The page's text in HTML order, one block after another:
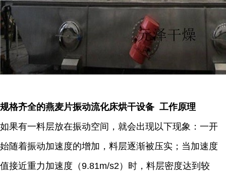
规格齐全的燕麦片振动流化床烘干设备 工作原理
如果有一料层放在振动空间，就会出现以下现象：一开
始随着振动加速度的增加，料层逐渐被压实；当加速度
值接近重力加速度（9.81m/s2）时，料层密度达到较